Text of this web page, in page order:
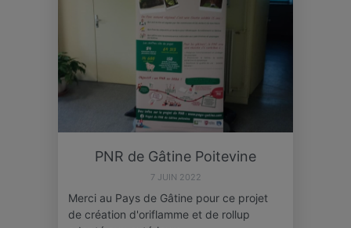
PNR de Gâtine Poitevine
7 JUIN 2022
Merci au Pays de Gâtine pour ce projet
de création d'oriflamme et de rollup